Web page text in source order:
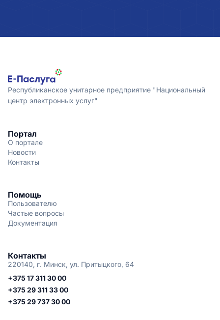
Республиканское унитарное предприятие "Национальный
центр электронных услуг"
Портал
О портале
Новости
Контакты
Помощь
Пользователю
Частые вопросы
Документация
Контакты
220140, г. Минск, ул. Притыцкого, 64
+375 17 311 30 00
+375 29 311 33 00
+375 29 737 30 00